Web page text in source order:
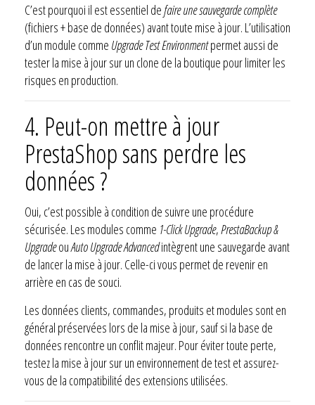
C’est pourquoi il est essentiel defaire une sauvegarde complète
(fichiers + base de données) avant toute mise à jour. L’utilisation
d’un module comme Upgrade Test Environmentpermet aussi de
tester la mise à jour sur un clone de la boutique pour limiter les
risques en production.
4. Peut-on mettre à jour
PrestaShop sans perdre les
données ?
Oui, c’est possible à condition de suivre une procédure
sécurisée. Les modules comme 1-Click Upgrade,PrestaBackup &
UpgradeouAuto Upgrade Advancedintègrent une sauvegarde avant
de lancer la mise à jour. Celle-ci vous permet de revenir en
arrière en cas de souci.
Les données clients, commandes, produits et modules sont en
général préservées lors de la mise à jour, sauf si la base de
données rencontre un conflit majeur. Pour éviter toute perte,
testez la mise à jour sur un environnement de test et assurez-
vous de la compatibilité des extensions utilisées.